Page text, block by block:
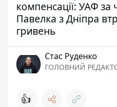
компенсації: УАФ за
Павелка з Дніпра
гривень
Стас Руденко
ГОЛОВНИЙ
👍